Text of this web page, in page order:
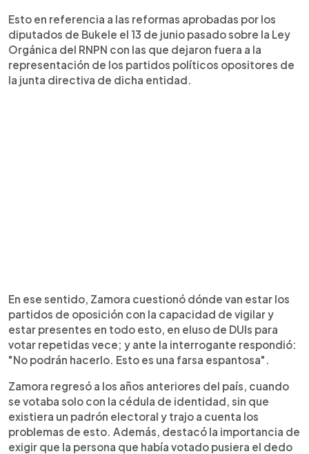
Esto en referencia a las reformas aprobadas por los
diputados de Bukele el 13 de junio pasado sobre la Ley
Orgánica del RNPN con las que dejaron fuera a la
representación de los partidos políticos opositores de
la junta directiva de dicha entidad.
En ese sentido, Zamora cuestionó dónde van estar los
partidos de oposición con la capacidad de vigilar y
estar presentes en todo esto, en eluso de DUIs para
votar repetidas vece; y ante la interrogante respondió:
"No podrán hacerlo. Esto es una farsa espantosa".
Zamora regresó a los años anteriores del país, cuando
se votaba solo con la cédula de identidad, sin que
existiera un padrón electoral y trajo a cuenta los
problemas de esto. Además, destacó la importancia de
exigir que la persona que había votado pusiera el dedo